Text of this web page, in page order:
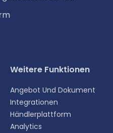
Weitere Funktionen
Angebot Und Dokument
Integrationen
Händlerplattform
Analytics